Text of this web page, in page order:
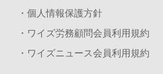
・個人情報保護方針
・ワイズ労務顧問会員利用規約
・ワイズニュース会員利用規約